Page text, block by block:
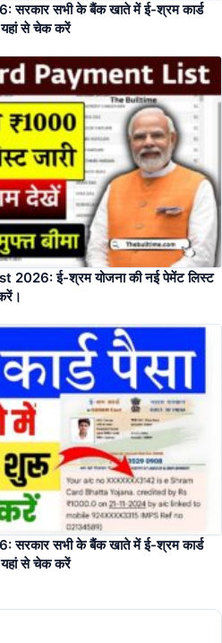
सभी के बैंक खाते में ई-श्रम कार्ड
से चेक करें
ई-श्रम योजना की नई पेमेंट लिस्ट
सभी के बैंक खाते में ई-श्रम कार्ड
से चेक करें